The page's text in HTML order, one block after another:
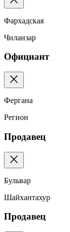
Фархадская
Чиланзар
Официант
Фергана
Регион
Продавец
Бульвар
Шайхантахур
Продавец